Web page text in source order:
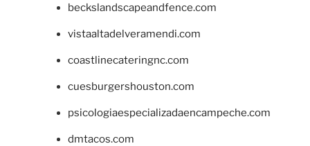
beckslandscapeandfence.com
vistaaltadelveramendi.com
coastlinecateringnc.com
cuesburgershouston.com
psicologiaespecializadaencampeche.com
dmtacos.com